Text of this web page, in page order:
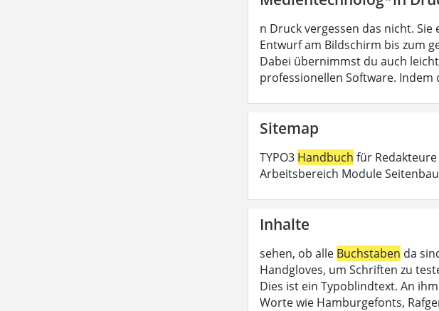
n Druck vergessen das nicht.
Entwurf am Bildschirm bis zum
Dabei übernimmst du auch
professionellen Software. Indem
Sitemap
TYPO3 Handbuch für Redakteure
Arbeitsbereich Module
Inhalte
sehen, ob alle Buchstaben da
Handgloves, um Schriften zu
Dies ist ein Typoblindtext. An
Worte wie Hamburgefonts,